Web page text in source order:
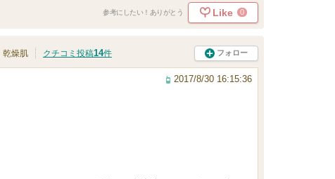
参考にしたい！ありがとう Like 0
乾燥肌 クチコミ投稿14件 フォロー
2017/8/30 16:15:36